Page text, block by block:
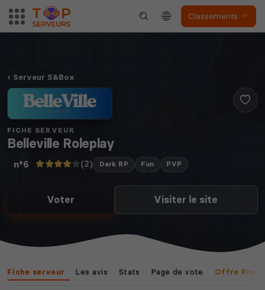
Classements
Serveur S&Box
FICHE SERVEUR
Belleville Roleplay
n°6 (2) Dark RP Fun PVP
Voter Visiter le site
Fiche serveur Les avis Stats Page de vote Offre